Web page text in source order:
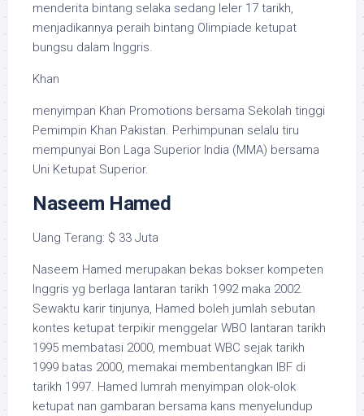
menderita bintang selaka sedang leler 17 tarikh,
menjadikannya peraih bintang Olimpiade ketupat
bungsu dalam Inggris.
Khan
menyimpan Khan Promotions bersama Sekolah tinggi
Pemimpin Khan Pakistan. Perhimpunan selalu tiru
mempunyai Bon Laga Superior India (MMA) bersama
Uni Ketupat Superior.
Naseem Hamed
Uang Terang: $ 33 Juta
Naseem Hamed merupakan bekas bokser kompeten
Inggris yg berlaga lantaran tarikh 1992 maka 2002.
Sewaktu karir tinjunya, Hamed boleh jumlah sebutan
kontes ketupat terpikir menggelar WBO lantaran tarikh
1995 membatasi 2000, membuat WBC sejak tarikh
1999 batas 2000, memakai membentangkan IBF di
tarikh 1997. Hamed lumrah menyimpan olok-olok
ketupat nan gambaran bersama kans menyelundup